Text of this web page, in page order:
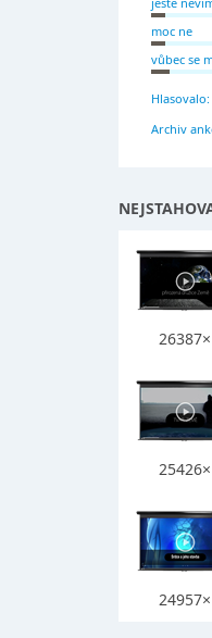
moc ne
vůbec se
Hlasovalo:
Archiv
26387×
25426×
24957×